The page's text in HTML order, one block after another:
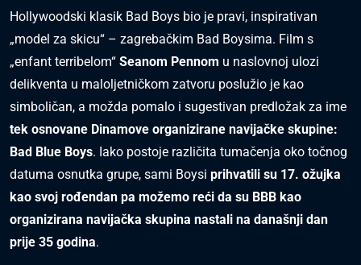
Hollywoodski klasik Bad Boys bio je pravi, inspirativan
„model za skicu“ – zagrebačkim Bad Boysima. Film s
„enfant terribelom“ Seanom Pennom u naslovnoj ulozi
delikventa u maloljetničkom zatvoru poslužio je kao
simboličan, a možda pomalo i sugestivan predložak za ime
tek osnovane Dinamove organizirane navijačke skupine:
Bad Blue Boys. Iako postoje različita tumačenja oko točnog
datuma osnutka grupe, sami Boysi prihvatili su 17. ožujka
kao svoj rođendan pa možemo reći da su BBB kao
organizirana navijačka skupina nastali na današnji dan
prije 35 godina.